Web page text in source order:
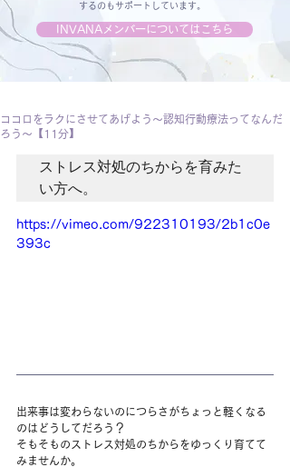
するのもサポートしています。
INVANAメンバーについてはこちら
ココロをラクにさせてあげよう～認知行動療法ってなんだ
ろう～【11分】
ストレス対処のちからを育みた
い方へ。
https://vimeo.com/922310193/2b1c0e
393c
出来事は変わらないのにつらさがちょっと軽くなる
のはどうしてだろう？
そもそものストレス対処のちからをゆっくり育てて
みませんか。